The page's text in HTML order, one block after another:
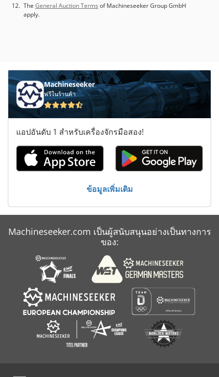
The General Auction Terms of Machineseeker Group GmbH
apply.
Machineseeker
ฟรีในร้านค้า
แอปอันดับ 1 สำหรับเครื่องจักรมือสอง!
ข้อมูลเพิ่มเติม
Machineseeker.com เป็นผู้สนับสนุนอย่างเป็นทางการ
ของ: